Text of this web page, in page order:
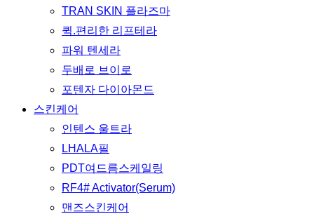
TRAN SKIN 플라즈마
퀵.편리한 리프테라
파워 텐세라
두배로 브이로
포텐자 다이아몬드
스킨케어
인텐스 울트라
LHALA필
PDT여드름스케일링
RF4# Activator(Serum)
맨즈스킨케어